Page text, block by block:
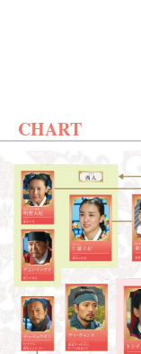
CHART